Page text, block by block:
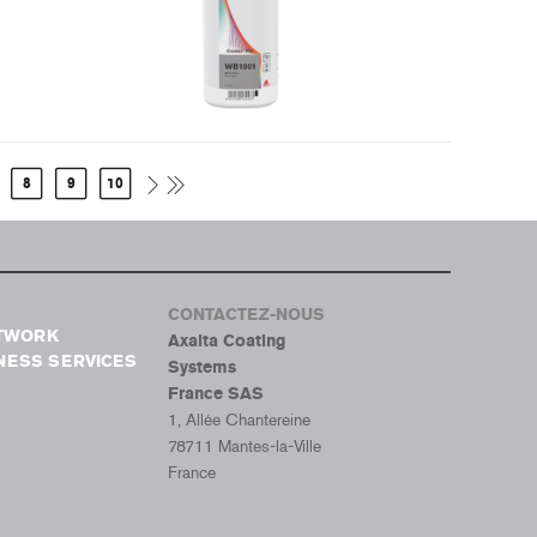
8 9 10
SERVICES
CONTACTEZ-NOUS
Axalta Coating
Systems
France SAS
1, Allée Chantereine
78711 Mantes-la-Ville
France